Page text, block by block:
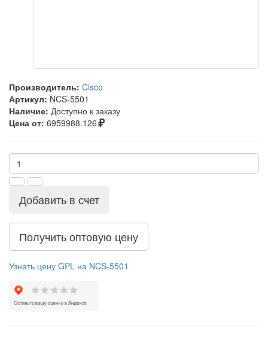
Производитель: Cisco
Артикул: NCS-5501
Наличие: Доступно к заказу
Цена от: 6959988.126
Добавить в счет
Получить оптовую цену
Узнать цену GPL на NCS-5501